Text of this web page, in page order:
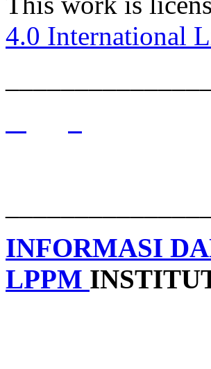
4.0 International
INFORMASI
LPPM